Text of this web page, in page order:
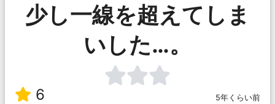
少し一線を超えてしま
いした…。
6 5年くらい前